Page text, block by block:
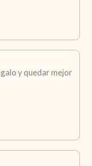
y quedar mejor